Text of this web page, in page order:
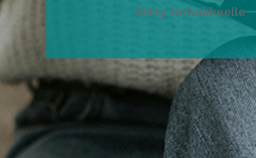
Siirry lomakkeelle